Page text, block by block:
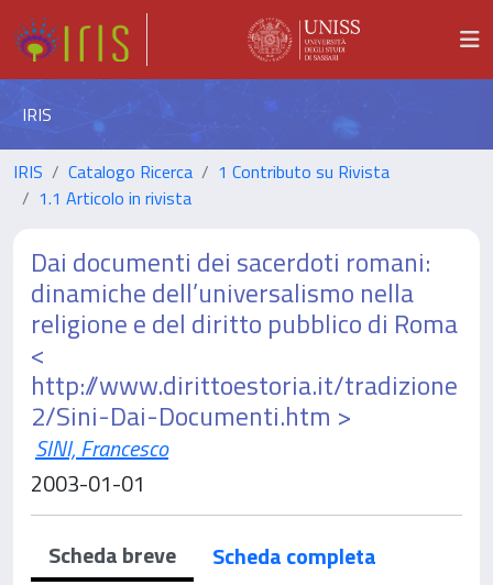
IRIS
IRIS Catalogo Ricerca
1 Contributo su Rivista
1.1 Articolo in rivista
Dai documenti dei sacerdoti romani:
dinamiche dell’universalismo nella
religione e del diritto pubblico di Roma
<
http://www.dirittoestoria.it/tradizione
2/Sini-Dai-Documenti.htm >
SINI, Francesco
2003-01-01
Scheda breve
Scheda completa